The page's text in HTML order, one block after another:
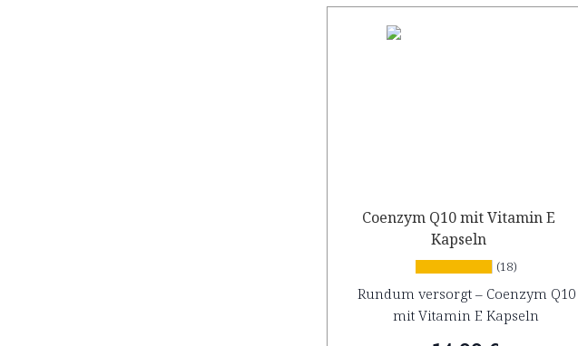
Coenzym Q10 mit Vitamin E
Kapseln
(18)
Rundum versorgt – Coenzym Q10
mit Vitamin E Kapseln